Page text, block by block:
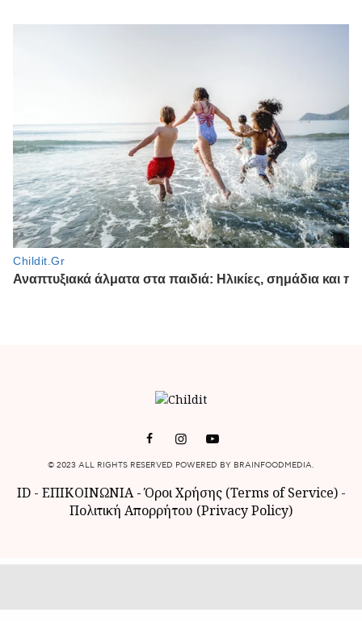
© 2023 ALL RIGHTS RESERVED POWERED BY BRAINFOODMEDIA.
ID- ΕΠΙΚΟΙΝΩΝΙΑ-Όροι Χρήσης (Terms of Service)-
Πολιτική Απορρήτου (Privacy Policy)